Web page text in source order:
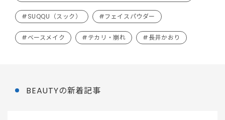
#SUQQU（スック） #フェイスパウダー
#ベースメイク #テカリ・崩れ #長井かおり
BEAUTYの新着記事